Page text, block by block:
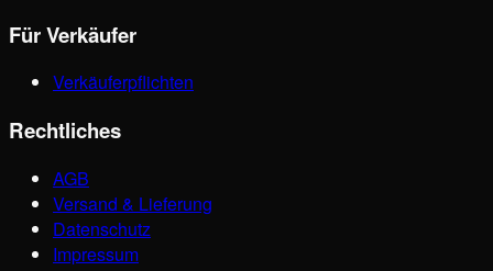
Für Verkäufer
Verkäuferpflichten
Rechtliches
AGB
Versand & Lieferung
Datenschutz
Impressum